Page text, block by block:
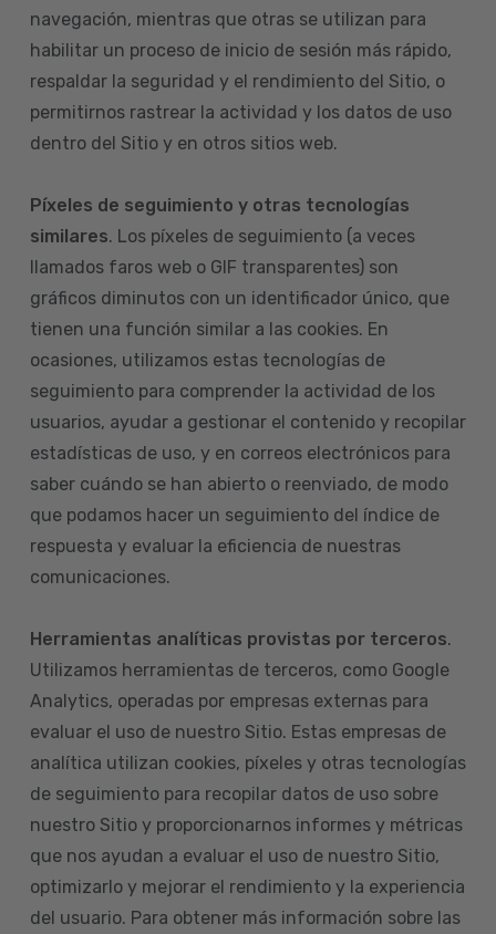
navegación, mientras que otras se utilizan para
habilitar un proceso de inicio de sesión más rápido,
respaldar la seguridad y el rendimiento del Sitio, o
permitirnos rastrear la actividad y los datos de uso
dentro del Sitio y en otros sitios web.
Píxeles de seguimiento y otras tecnologías
similares. Los píxeles de seguimiento (a veces
llamados faros web o GIF transparentes) son
gráficos diminutos con un identificador único, que
tienen una función similar a las cookies. En
ocasiones, utilizamos estas tecnologías de
seguimiento para comprender la actividad de los
usuarios, ayudar a gestionar el contenido y recopilar
estadísticas de uso, y en correos electrónicos para
saber cuándo se han abierto o reenviado, de modo
que podamos hacer un seguimiento del índice de
respuesta y evaluar la eficiencia de nuestras
comunicaciones.
Herramientas analíticas provistas por terceros.
Utilizamos herramientas de terceros, como Google
Analytics, operadas por empresas externas para
evaluar el uso de nuestro Sitio. Estas empresas de
analítica utilizan cookies, píxeles y otras tecnologías
de seguimiento para recopilar datos de uso sobre
nuestro Sitio y proporcionarnos informes y métricas
que nos ayudan a evaluar el uso de nuestro Sitio,
optimizarlo y mejorar el rendimiento y la experiencia
del usuario. Para obtener más información sobre las